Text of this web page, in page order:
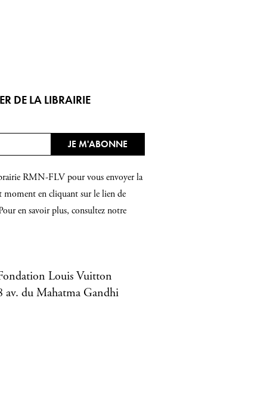
DE LA LIBRAIRIE
RMN-FLV pour vous envoyer la
moment en cliquant sur le lien de
en savoir plus, consultez notre
Louis Vuitton
av. du Mahatma Gandhi